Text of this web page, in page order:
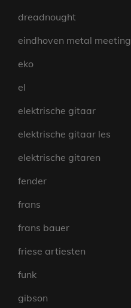
dreadnought
eindhoven metal meeting
eko
el
elektrische gitaar
elektrische gitaar les
elektrische gitaren
fender
frans
frans bauer
friese artiesten
funk
gibson